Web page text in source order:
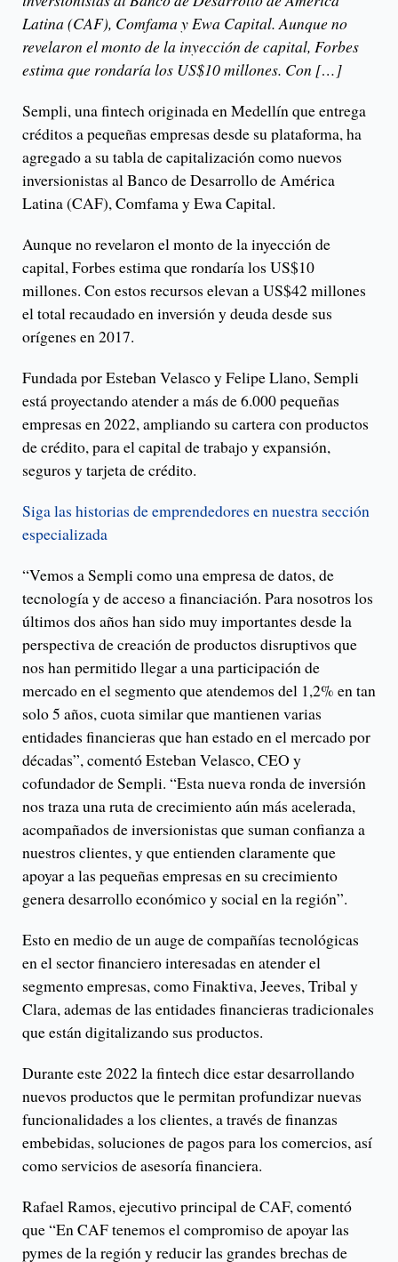
Latina (CAF), Comfama y Ewa Capital. Aunque no
revelaron el monto de la inyección de capital, Forbes
estima que rondaría los US$10 millones. Con […]
Sempli, una fintech originada en Medellín que entrega
créditos a pequeñas empresas desde su plataforma, ha
agregado a su tabla de capitalización como nuevos
inversionistas al Banco de Desarrollo de América
Latina (CAF), Comfama y Ewa Capital.
Aunque no revelaron el monto de la inyección de
capital, Forbes estima que rondaría los US$10
millones. Con estos recursos elevan a US$42 millones
el total recaudado en inversión y deuda desde sus
orígenes en 2017.
Fundada por Esteban Velasco y Felipe Llano, Sempli
está proyectando atender a más de 6.000 pequeñas
empresas en 2022, ampliando su cartera con productos
de crédito, para el capital de trabajo y expansión,
seguros y tarjeta de crédito.
Siga las historias de emprendedores en nuestra sección
especializada
“Vemos a Sempli como una empresa de datos, de
tecnología y de acceso a financiación. Para nosotros los
últimos dos años han sido muy importantes desde la
perspectiva de creación de productos disruptivos que
nos han permitido llegar a una participación de
mercado en el segmento que atendemos del 1,2% en tan
solo 5 años, cuota similar que mantienen varias
entidades financieras que han estado en el mercado por
décadas”, comentó Esteban Velasco, CEO y
cofundador de Sempli. “Esta nueva ronda de inversión
nos traza una ruta de crecimiento aún más acelerada,
acompañados de inversionistas que suman confianza a
nuestros clientes, y que entienden claramente que
apoyar a las pequeñas empresas en su crecimiento
genera desarrollo económico y social en la región”.
Esto en medio de un auge de compañías tecnológicas
en el sector financiero interesadas en atender el
segmento empresas, como Finaktiva, Jeeves, Tribal y
Clara, ademas de las entidades financieras tradicionales
que están digitalizando sus productos.
Durante este 2022 la fintech dice estar desarrollando
nuevos productos que le permitan profundizar nuevas
funcionalidades a los clientes, a través de finanzas
embebidas, soluciones de pagos para los comercios, así
como servicios de asesoría financiera.
Rafael Ramos, ejecutivo principal de CAF, comentó
que “En CAF tenemos el compromiso de apoyar las
pymes de la región y reducir las grandes brechas de